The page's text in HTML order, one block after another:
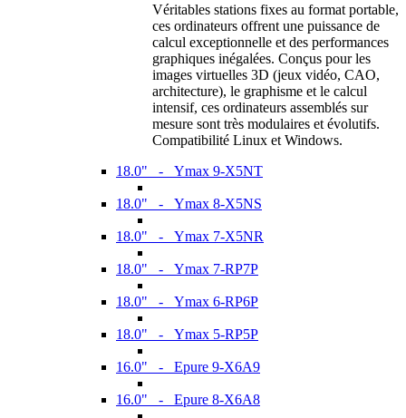
Véritables stations fixes au format portable,
ces ordinateurs offrent une puissance de
calcul exceptionnelle et des performances
graphiques inégalées. Conçus pour les
images virtuelles 3D (jeux vidéo, CAO,
architecture), le graphisme et le calcul
intensif, ces ordinateurs assemblés sur
mesure sont très modulaires et évolutifs.
Compatibilité Linux et Windows.
18.0" - Ymax 9-X5NT
18.0" - Ymax 8-X5NS
18.0" - Ymax 7-X5NR
18.0" - Ymax 7-RP7P
18.0" - Ymax 6-RP6P
18.0" - Ymax 5-RP5P
16.0" - Epure 9-X6A9
16.0" - Epure 8-X6A8